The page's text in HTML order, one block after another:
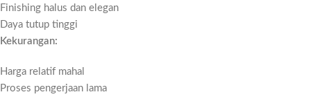
Finishing halus dan elegan
Daya tutup tinggi
Kekurangan:
Harga relatif mahal
Proses pengerjaan lama